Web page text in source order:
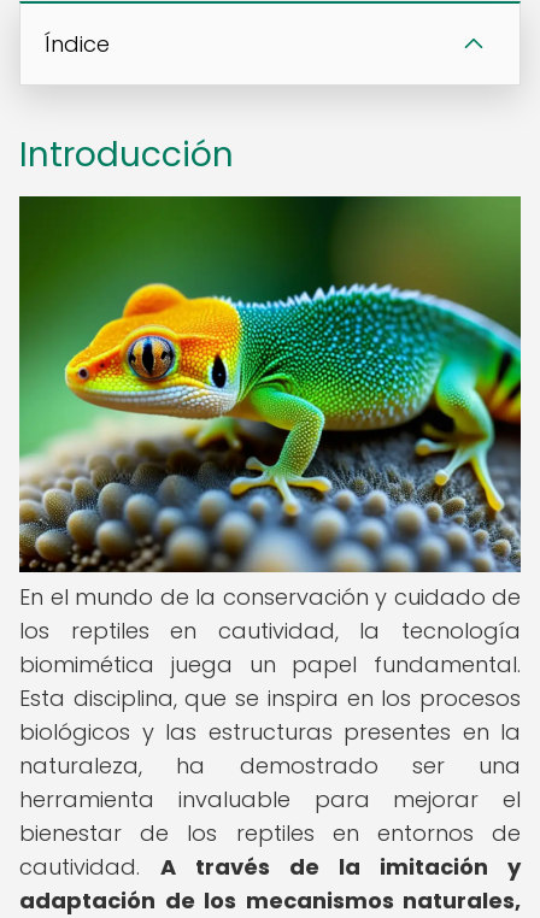
Índice
Introducción
En el mundo de la conservación y cuidado de
los reptiles en cautividad, la tecnología
biomimética juega un papel fundamental.
Esta disciplina, que se inspira en los procesos
biológicos y las estructuras presentes en la
naturaleza, ha demostrado ser una
herramienta invaluable para mejorar el
bienestar de los reptiles en entornos de
cautividad. A través de la imitación y
adaptación de los mecanismos naturales,